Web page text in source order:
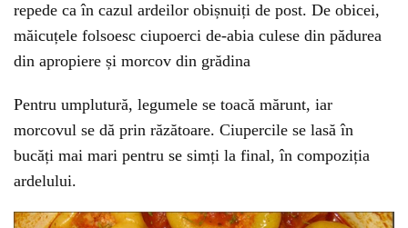
repede ca în cazul ardeilor obișnuiți de post. De obicei,
măicuțele folsoesc ciupoerci de-abia culese din pădurea
din apropiere și morcov din grădina
Pentru umplutură, legumele se toacă mărunt, iar
morcovul se dă prin răzătoare. Ciupercile se lasă în
bucăți mai mari pentru se simți la final, în compoziția
ardelului.